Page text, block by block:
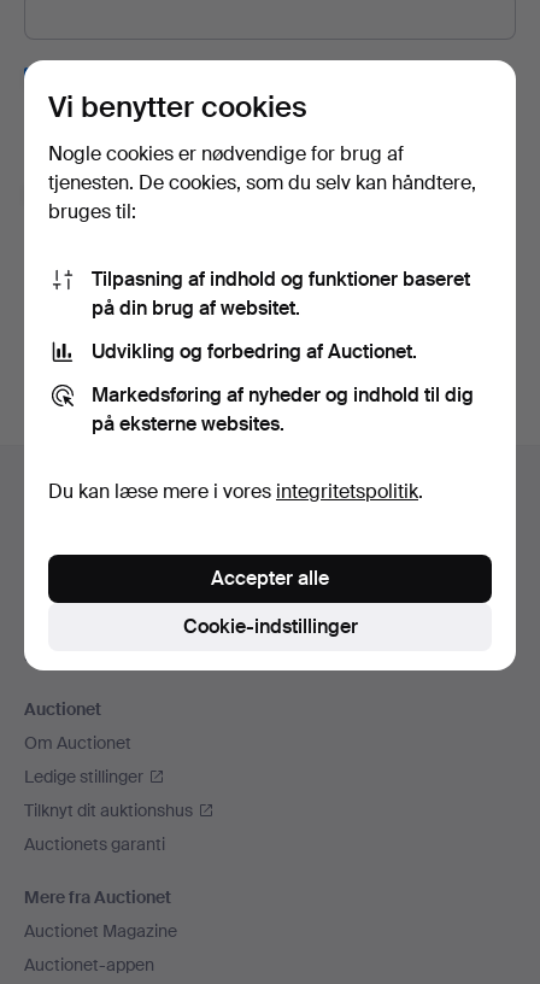
Her kan du blandt andet se eksperttips, udvalgte genstande og
inspiration. Hvis du fortryder, kan du nemt framelde det igen.
Jeg er over 18 år og godkenderbrugervilkårene
købsbetingelser
Hjælp og kontaktoplysninger
Alle auktionshuse
Sociale medier
Auctionet
Om Auctionet
Ledige stillinger
Tilknyt dit auktionshus
Auctionets garanti
Mere fra Auctionet
Auctionet Magazine
Auctionet-appen
Vi benytter cookies
Nogle cookies er nødvendige for brug af
tjenesten. De cookies, som du selv kan håndtere,
bruges til:
Tilpasning af indhold og funktioner baseret
på din brug af websitet.
Udvikling og forbedring af Auctionet.
Markedsføring af nyheder og indhold til dig
på eksterne websites.
Du kan læse mere i vores integritetspolitik.
Cookie-indstillinger
Accepter alle